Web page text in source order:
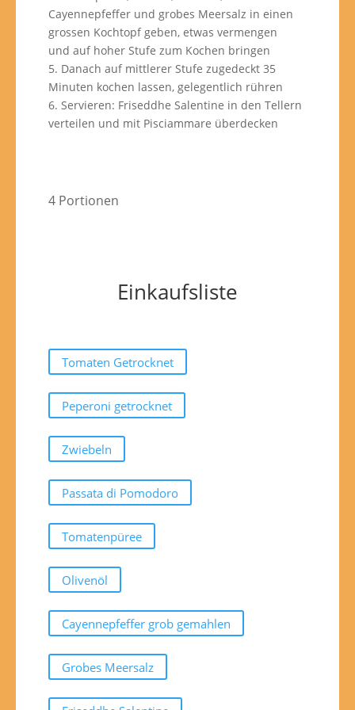
Cayennepfeffer und grobes Meersalz in einen
grossen Kochtopf geben, etwas vermengen
und auf hoher Stufe zum Kochen bringen
5. Danach auf mittlerer Stufe zugedeckt 35
Minuten kochen lassen, gelegentlich rühren
6. Servieren: Friseddhe Salentine in den Tellern
verteilen und mit Pisciammare überdecken
4 Portionen
Einkaufsliste
Tomaten Getrocknet
Peperoni getrocknet
Zwiebeln
Passata di Pomodoro
Tomatenpüree
Olivenöl
Cayennepfeffer grob gemahlen
Grobes Meersalz